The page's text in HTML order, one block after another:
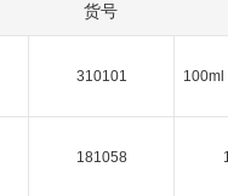
Diametra
Zedira
货号
310101 100ml
181058